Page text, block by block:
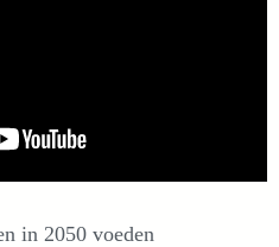
in 2050 voeden